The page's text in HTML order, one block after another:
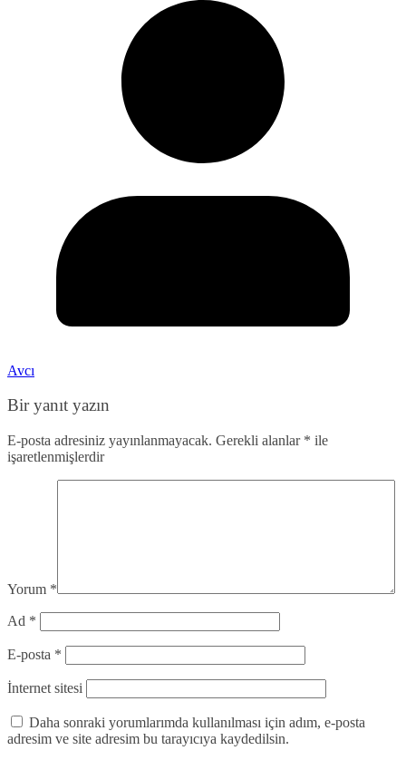
Avcı
Bir yanıt yazın
E-posta adresiniz yayınlanmayacak. Gerekli alanlar * ile
işaretlenmişlerdir
Yorum *
Ad *
E-posta *
İnternet sitesi
Daha sonraki yorumlarımda kullanılması için adım, e-posta
adresim ve site adresim bu tarayıcıya kaydedilsin.